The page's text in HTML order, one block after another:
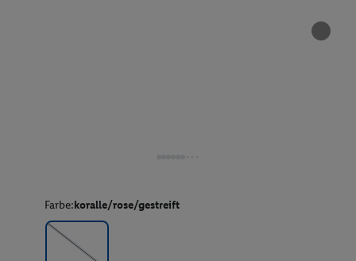
Farbe:koralle/rose/gestreift